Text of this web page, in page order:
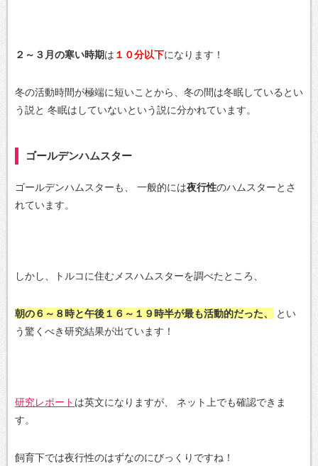
２～３月の寒い時期は １０分以下になります！
冬の活動時間が極端に短いことから、冬の間は冬眠しているとい
う説と 冬眠はしていないという説に分かれています。
ゴールデンハムスター
ゴールデンハムスターも、 一般的には夜行性のハムスターとさ
れています。
しかし、トルコに住むメスハムスターを調べたところ、
朝の６～８時と午後１６～１９時半が最も活動的だった、
とい
う驚くべき研究結果が出ています！
研究レポート は英文になりますが、
ネット上でも確認できま
す。
飼育下では夜行性のはずなのにびっくりですね！